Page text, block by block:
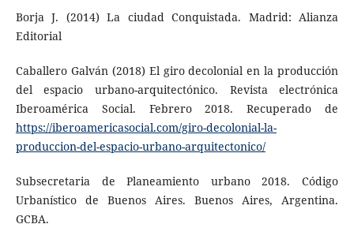
Borja J. (2014) La ciudad Conquistada. Madrid: Alianza
Editorial
Caballero Galván (2018) El giro decolonial en la producción
del espacio urbano-arquitectónico. Revista electrónica
Iberoamérica Social. Febrero 2018. Recuperado de
https://iberoamericasocial.com/giro-decolonial-la-
produccion-del-espacio-urbano-arquitectonico/
Subsecretaria de Planeamiento urbano 2018. Código
Urbanístico de Buenos Aires. Buenos Aires, Argentina.
GCBA.